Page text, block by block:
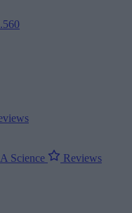
Science Reviews